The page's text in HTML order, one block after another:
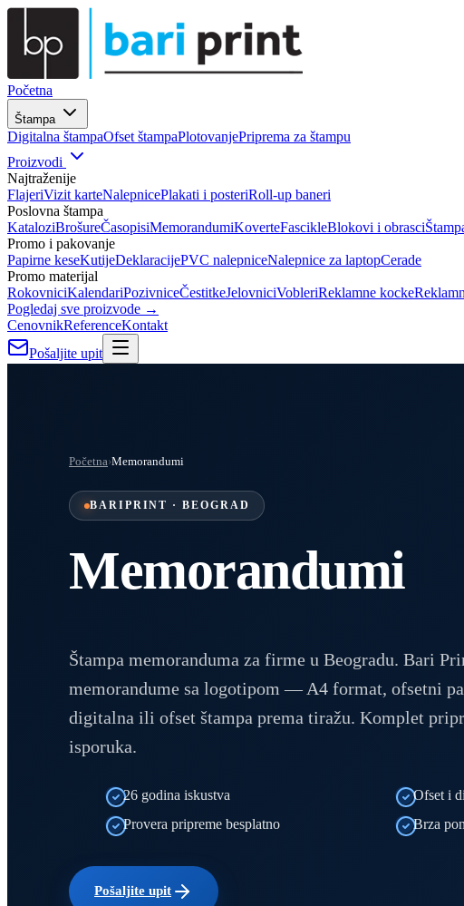
Početna
Štampa
Digitalna štampaOfset štampaPlotovanjePriprema za štampu
Proizvodi
Najtraženije
FlajeriVizit karteNalepnicePlakati i posteriRoll-up baneri
Poslovna štampa
KataloziBrošureČasopisiMemorandumiKoverteFascikleBlokovi i obrasci
Promo i pakovanje
Papirne keseKutijeDeklaracijePVC nalepniceNalepnice za laptopCerade
Promo materijal
RokovniciKalendariPozivniceČestitkeJelovniciVobleriReklamne kocke
Pogledaj sve proizvode →
CenovnikReferenceKontakt
Pošaljite upit
Početna›Memorandumi
BARIPRINT · BEOGRAD
Memorandumi
Štampa memoranduma za firme u Beogradu. Bari
memorandume sa logotipom — A4 format, ofsetni
digitalna ili ofset štampa prema tiražu. Komplet
isporuka.
26 godina iskustva
Ofset i
Provera pripreme besplatno
Brza
Pošaljite upit